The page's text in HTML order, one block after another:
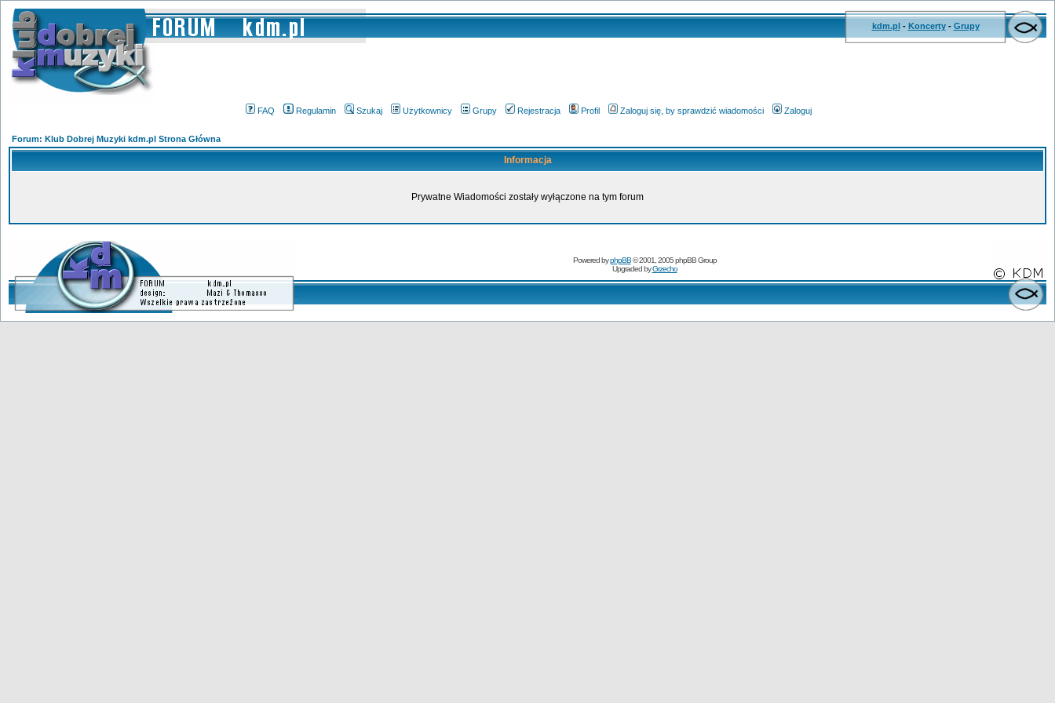
kdm.pl- Koncerty- Grupy
FAQ Regulamin Szukaj Użytkownicy Grupy Rejestracja Profil Zaloguj się, by sprawdzić wiadomości Zaloguj
Forum: Klub Dobrej Muzyki kdm.pl Strona Główna
Informacja
Prywatne Wiadomości zostały wyłączone na tym forum
Powered byphpBB© 2001, 2005 phpBB Group
Upgraded byGrzecho